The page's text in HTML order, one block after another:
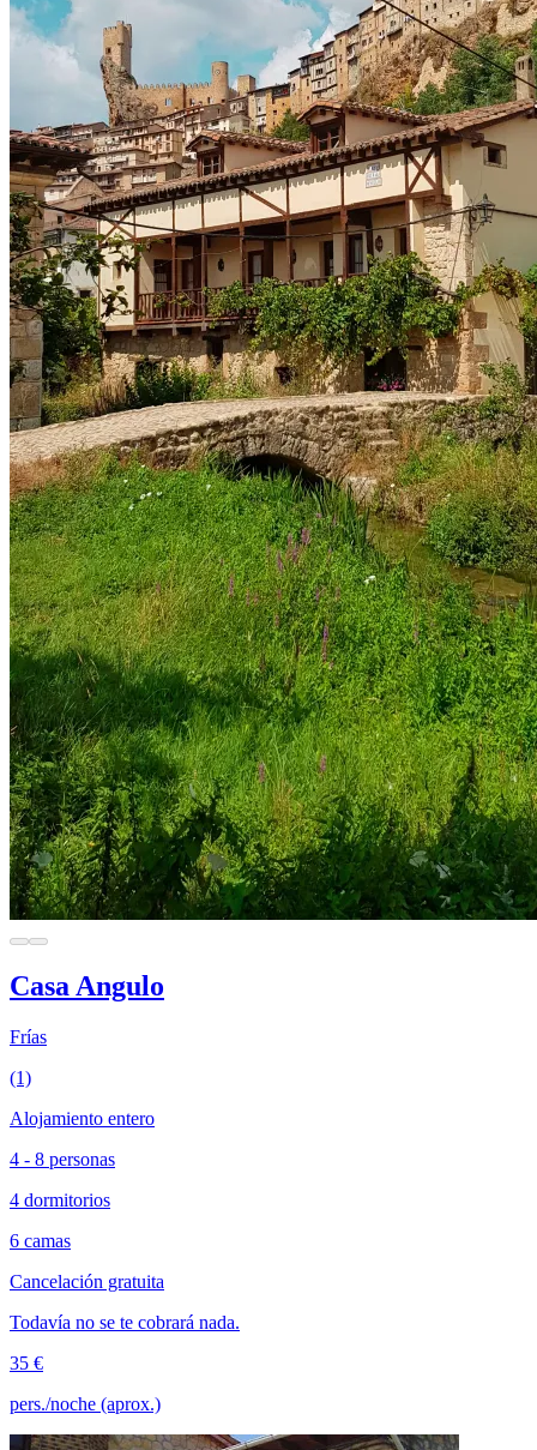
Casa Angulo
Frías
(1)
Alojamiento entero
4 - 8 personas
4 dormitorios
6 camas
Cancelación gratuita
Todavía no se te cobrará nada.
35 €
pers./noche (aprox.)